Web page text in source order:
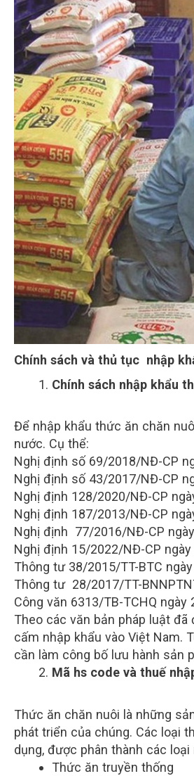
Chính sách và thủ tục nhập
Chính sách nhập khẩu
Để nhập khẩu thức ăn chăn
nước. Cụ thể:
Nghị định số 69/2018/NĐ-CP
Nghị định số 43/2017/NĐ-CP
Nghị định 128/2020/NĐ-CP
Nghị định 187/2013/NĐ-CP
Nghị định 77/2016/NĐ-CP
Nghị định 15/2022/NĐ-CP
Thông tư 38/2015/TT-BTC
Thông tư 28/2017/TT-
Công văn 6313/TB-TCHQ ngày
Theo các văn bản pháp luật
cấm nhập khẩu vào Việt Nam.
cần làm công bố lưu hành sản
Mã hs code và thuế
Thức ăn chăn nuôi là những
phát triển của chúng. Các loại
dụng, được phân thành các loại
Thức ăn truyền thống